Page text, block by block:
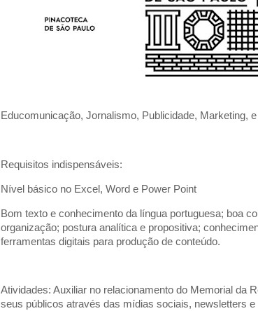
Educomunicação, Jornalismo, Publicidade, Marketing,
Requisitos indispensáveis:
Nível básico no Excel, Word e Power Point
Bom texto e conhecimento da língua portuguesa; boa
organização; postura analítica e propositiva;
ferramentas digitais para produção de conteúdo.
Atividades: Auxiliar no relacionamento do Memorial da
seus públicos através das mídias sociais, newsletters